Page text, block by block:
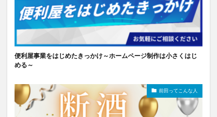
便利屋事業をはじめたきっかけ～ホームページ制作は小さくはじ
める～
前田ってこんな人